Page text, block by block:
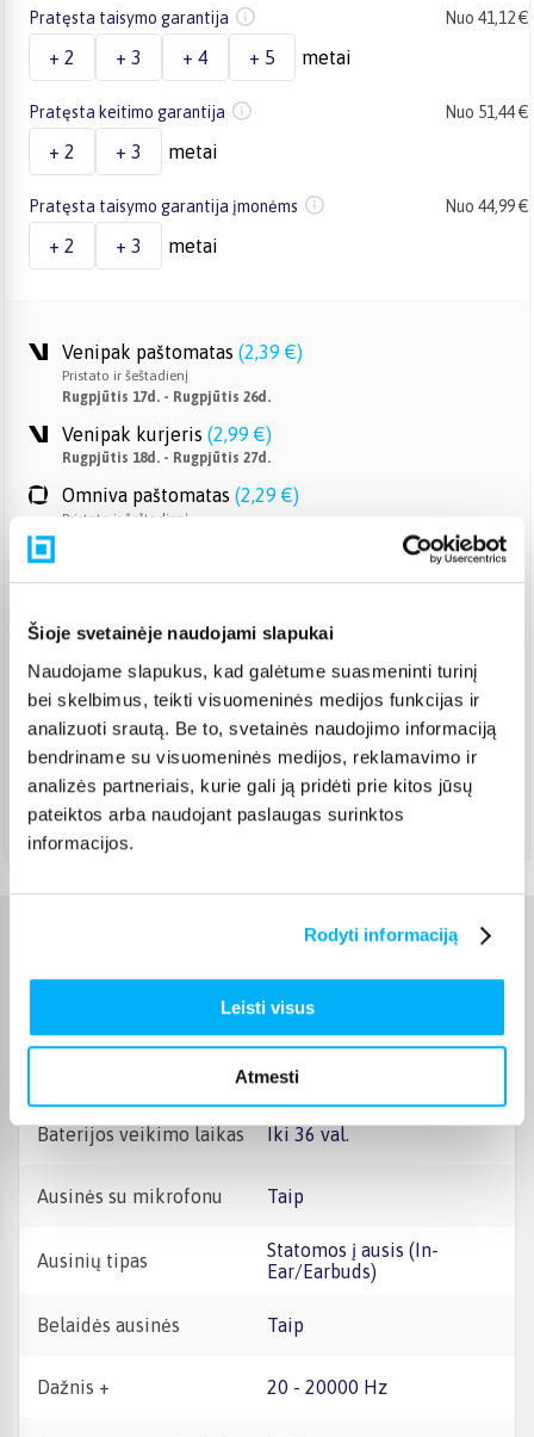
Šioje svetainėje naudojami slapukai
Naudojame slapukus, kad galėtume suasmeninti turinį
bei skelbimus, teikti visuomeninės medijos funkcijas ir
analizuoti srautą. Be to, svetainės naudojimo informaciją
bendriname su visuomeninės medijos, reklamavimo ir
analizės partneriais, kurie gali ją pridėti prie kitos jūsų
pateiktos arba naudojant paslaugas surinktos
informacijos.
Rodyti informaciją
Leisti visus
Atmesti
Pratęsta taisymo garantija Nuo 41,12 €
+ 2 + 3 + 4 + 5 metai
Pratęsta keitimo garantija Nuo 51,44 €
+ 2 + 3 metai
Pratęsta taisymo garantija įmonėms Nuo 44,99 €
+ 2 + 3 metai
Venipak paštomatas (2,39 €)
Pristato ir šeštadienį
Rugpjūtis 17d. - Rugpjūtis 26d.
Venipak kurjeris (2,99 €)
Rugpjūtis 18d. - Rugpjūtis 27d.
Omniva paštomatas (2,29 €)
Pristato ir šeštadienį
Smartposti paštomatas (2,39 €)
Rugpjūtis 17d. - Rugpjūtis 26d.
DPD kurjeris 3,99 €
Rugpjūtis 18d. - Rugpjūtis 27d.
DPD paštomatas (3,99 €)
Pristato ir šeštadienį
Rugpjūtis 17d. - Rugpjūtis 26d.
Atsiėmimas Veiverių g. 171, Kaunas (
Rugpjūtis 18d. - Rugpjūtis 27d.
Huawei
Taip
Baterijos veikimo laikas Iki 36 val.
Ausinės su mikrofonu Taip
Ausinių tipas
Statomos į ausis (In-
Ear/Earbuds)
Belaidės ausinės Taip
Dažnis + 20 - 20000 Hz